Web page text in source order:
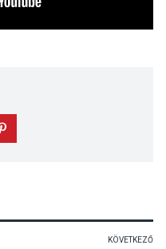
KÖVETKEZŐ